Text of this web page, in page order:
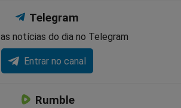
Telegram
notícias do dia no Telegram
Entrar no canal
Rumble